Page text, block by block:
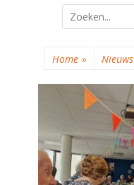
Search
for:
Home » Nieuws